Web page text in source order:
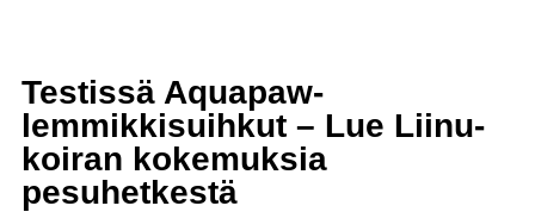
Testissä Aquapaw-
lemmikkisuihkut – Lue Liinu-
koiran kokemuksia
pesuhetkestä